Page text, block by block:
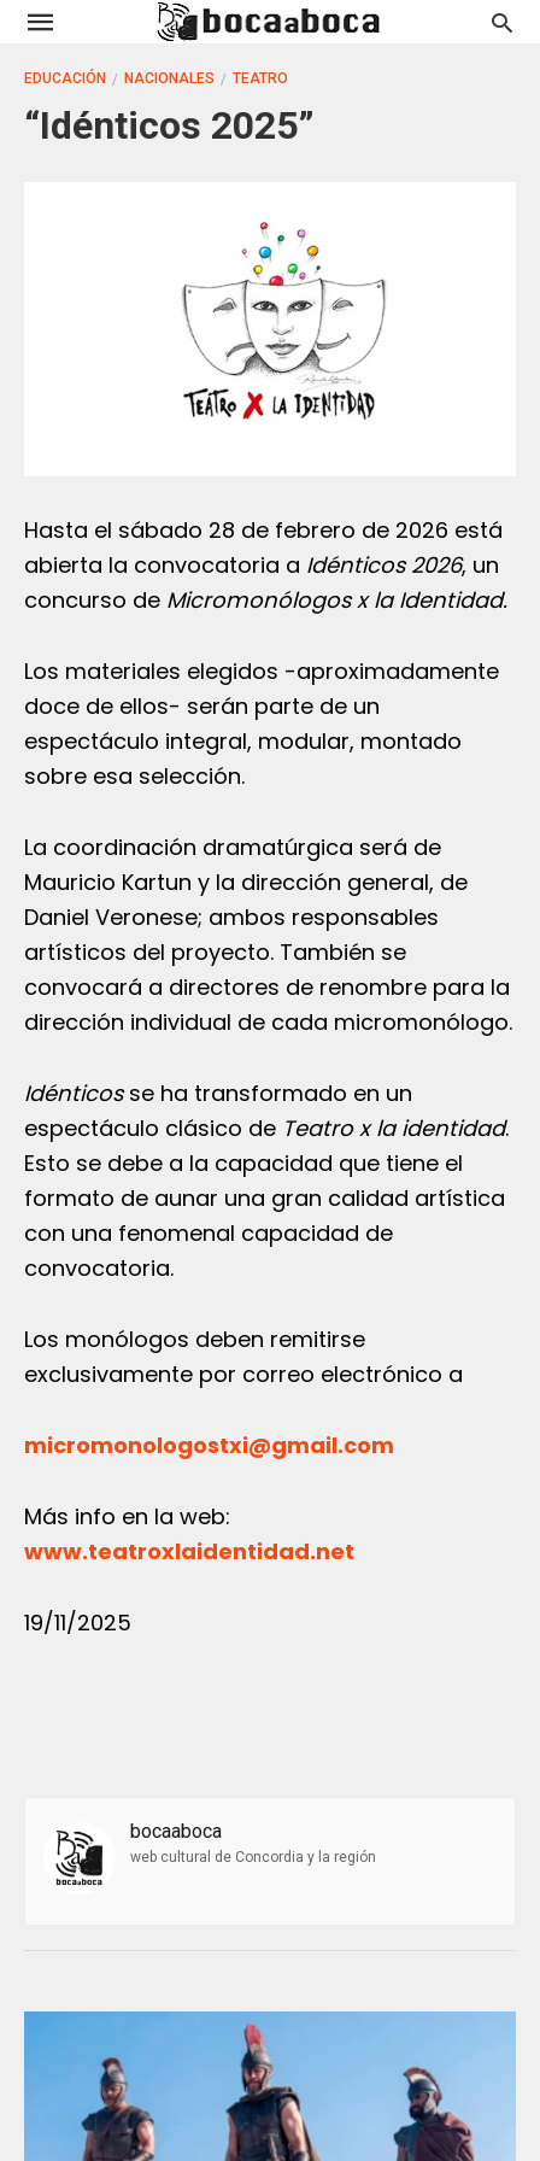
EDUCACIÓN NACIONALES TEATRO
“Idénticos 2025”
Hasta el sábado 28 de febrero de 2026 está
abierta la convocatoria a Idénticos 2026, un
concurso de Micromonólogos x la Identidad.
Los materiales elegidos -aproximadamente
doce de ellos- serán parte de un
espectáculo integral, modular, montado
sobre esa selección.
La coordinación dramatúrgica será de
Mauricio Kartun y la dirección general, de
Daniel Veronese; ambos responsables
artísticos del proyecto. También se
convocará a directores de renombre para la
dirección individual de cada micromonólogo.
Idénticosse ha transformado en un
espectáculo clásico de Teatro x la identidad.
Esto se debe a la capacidad que tiene el
formato de aunar una gran calidad artística
con una fenomenal capacidad de
convocatoria.
Los monólogos deben remitirse
exclusivamente por correo electrónico a
micromonologostxi@gmail.com
Más info en la web:
www.teatroxlaidentidad.net
19/11/2025
bocaaboca
web cultural de Concordia y la región